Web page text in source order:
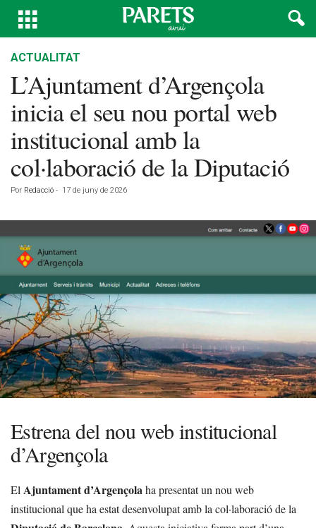
ACTUALITAT
L’Ajuntament d’Argençola
inicia el seu nou portal web
institucional amb la
col·laboració de la Diputació
Por Redacció - 17 de juny de 2026
Estrena del nou web institucional
d’Argençola
El Ajuntament d’Argençolaha presentat un nou web
institucional que ha estat desenvolupat amb la col·laboració de la